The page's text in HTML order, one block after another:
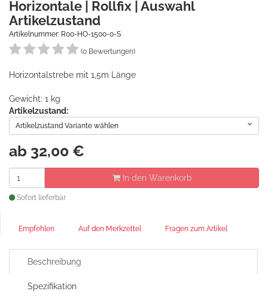
Horizontale | Rollfix | Auswahl
Artikelzustand
Artikelnummer: R00-HO-1500-0-S
(0 Bewertungen)
Horizontalstrebe mit 1,5m Länge
Gewicht: 1 kg
Artikelzustand:
Artikelzustand Variante wählen
ab 32,00 €
In den Warenkorb
Sofort lieferbar
Empfehlen Auf den Merkzettel Fragen zum Artikel
Beschreibung
Spezifikation